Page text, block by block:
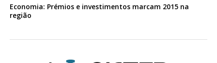
Economia: Prémios e investimentos marcam 2015 na
região